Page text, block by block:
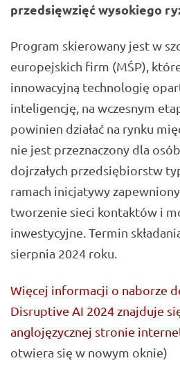
przedsięwzięć wysokiego
Program skierowany jest w
europejskich firm (MŚP),
innowacyjną technologię
inteligencję, na wczesnym
powinien działać na rynku
nie jest przeznaczony dla
dojrzałych przedsiębiorstw
ramach inicjatywy
tworzenie sieci kontaktów i
inwestycyjne. Termin
sierpnia 2024 roku.
Więcej informacji o naborze
Disruptive AI 2024 znajduje
anglojęzycznej stronie
otwiera się w nowym oknie)